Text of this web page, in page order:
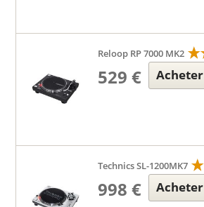
Reloop RP 7000 MK2
529 € Acheter
Technics SL-1200MK7
998 € Acheter